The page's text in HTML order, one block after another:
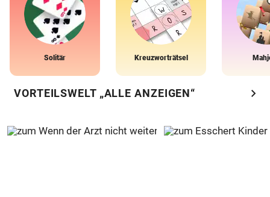
Solitär Kreuzworträtsel
VORTEILSWELT „ALLE ANZEIGEN“ chevron_right